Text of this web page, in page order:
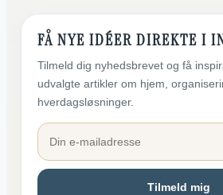
FÅ NYE IDÉER DIREKTE I
Tilmeld dig nyhedsbrevet og få
udvalgte artikler om hjem,
hverdagsløsninger.
Tilmeld mig